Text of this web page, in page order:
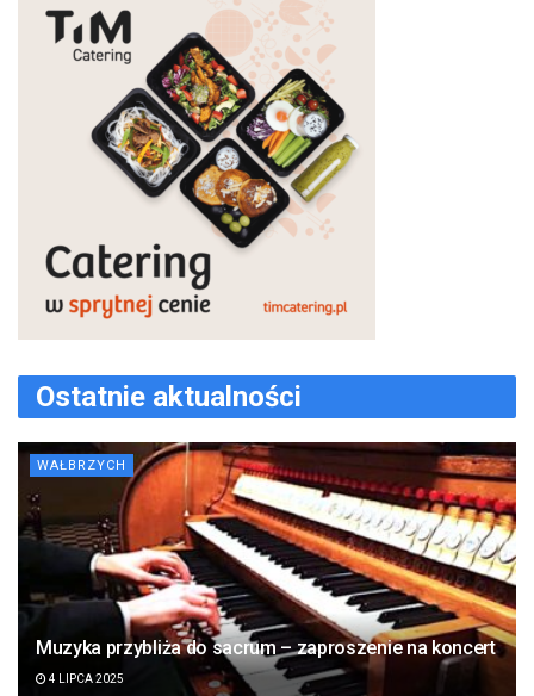
Ostatnie aktualności
WAŁBRZYCH
Muzyka przybliża do sacrum – zaproszenie na koncert
4 LIPCA 2025